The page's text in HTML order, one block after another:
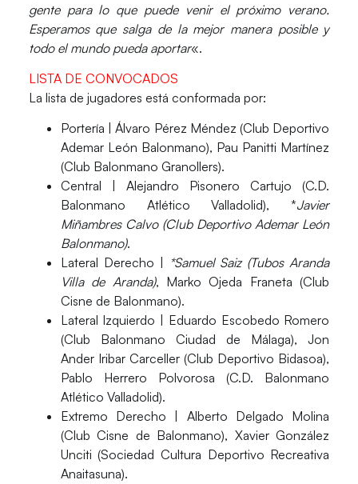
gente para lo que puede venir el próximo verano.
Esperamos que salga de la mejor manera posible y
todo el mundo pueda aportar«.
LISTA DE CONVOCADOS
La lista de jugadores está conformada por:
Portería | Álvaro Pérez Méndez (Club Deportivo
Ademar León Balonmano), Pau Panitti Martínez
(Club Balonmano Granollers).
Central | Alejandro Pisonero Cartujo (C.D.
Balonmano Atlético Valladolid),*Javier
Miñambres Calvo (Club Deportivo Ademar León
Balonmano).
Lateral Derecho
*Samuel Saiz (Tubos Aranda
Villa de Aranda), Marko Ojeda Franeta (Club
Cisne de Balonmano).
Lateral Izquierdo | Eduardo Escobedo Romero
(Club Balonmano Ciudad de Málaga), Jon
Ander Iribar Carceller (Club Deportivo Bidasoa),
Pablo Herrero Polvorosa (C.D. Balonmano
Atlético Valladolid).
Extremo Derecho | Alberto Delgado Molina
(Club Cisne de Balonmano), Xavier González
Unciti (Sociedad Cultura Deportivo Recreativa
Anaitasuna).